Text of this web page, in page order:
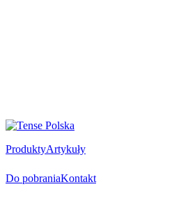
ProduktyArtykuły
Do pobraniaKontakt